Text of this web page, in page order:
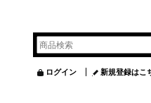
ログイン 新規登録はこ